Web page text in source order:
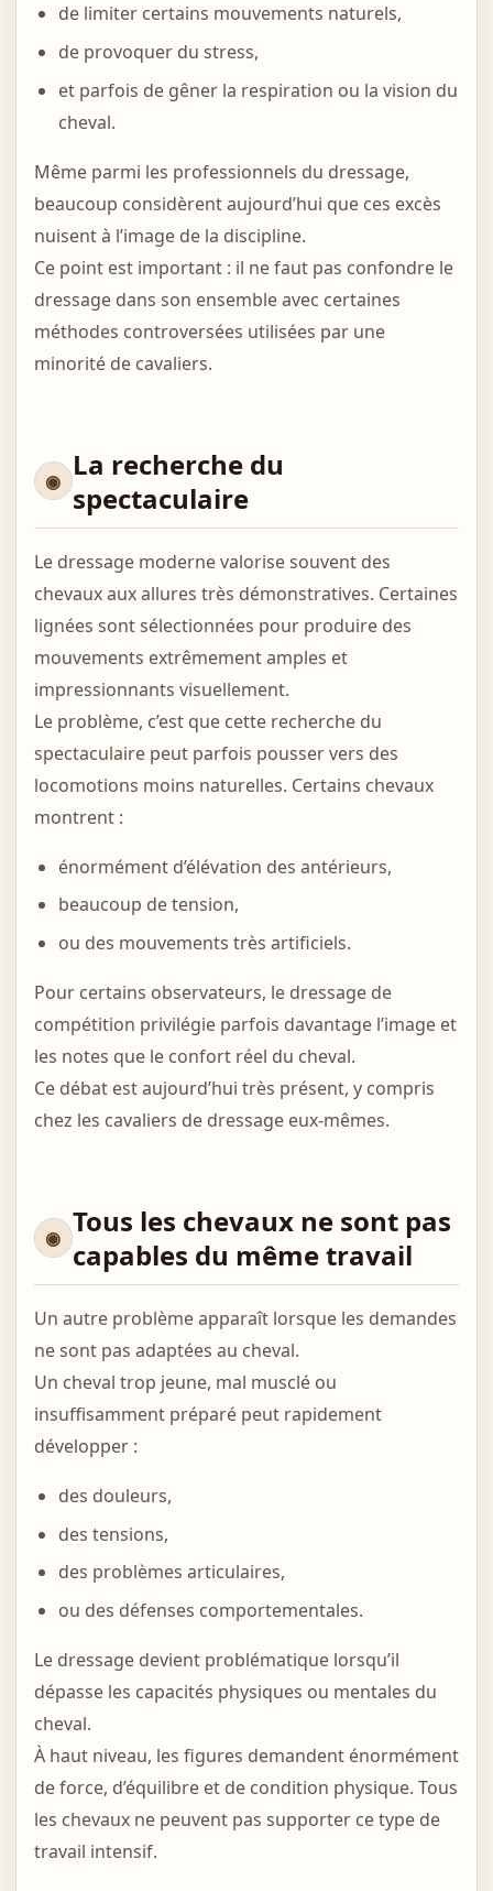
de limiter certains mouvements naturels,
de provoquer du stress,
et parfois de gêner la respiration ou la vision du
cheval.
Même parmi les professionnels du dressage,
beaucoup considèrent aujourd’hui que ces excès
nuisent à l’image de la discipline.
Ce point est important : il ne faut pas confondre le
dressage dans son ensemble avec certaines
méthodes controversées utilisées par une
minorité de cavaliers.
La recherche du
spectaculaire
Le dressage moderne valorise souvent des
chevaux aux allures très démonstratives. Certaines
lignées sont sélectionnées pour produire des
mouvements extrêmement amples et
impressionnants visuellement.
Le problème, c’est que cette recherche du
spectaculaire peut parfois pousser vers des
locomotions moins naturelles. Certains chevaux
montrent :
énormément d’élévation des antérieurs,
beaucoup de tension,
ou des mouvements très artificiels.
Pour certains observateurs, le dressage de
compétition privilégie parfois davantage l’image et
les notes que le confort réel du cheval.
Ce débat est aujourd’hui très présent, y compris
chez les cavaliers de dressage eux-mêmes.
Tous les chevaux ne sont pas
capables du même travail
Un autre problème apparaît lorsque les demandes
ne sont pas adaptées au cheval.
Un cheval trop jeune, mal musclé ou
insuffisamment préparé peut rapidement
développer :
des douleurs,
des tensions,
des problèmes articulaires,
ou des défenses comportementales.
Le dressage devient problématique lorsqu’il
dépasse les capacités physiques ou mentales du
cheval.
À haut niveau, les figures demandent énormément
de force, d’équilibre et de condition physique. Tous
les chevaux ne peuvent pas supporter ce type de
travail intensif.